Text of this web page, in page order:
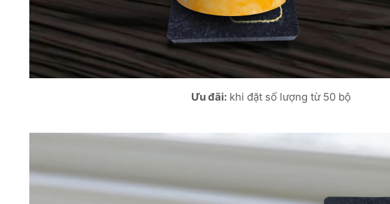
Ưu đãi: khi đặt số lượng từ 50 bộ